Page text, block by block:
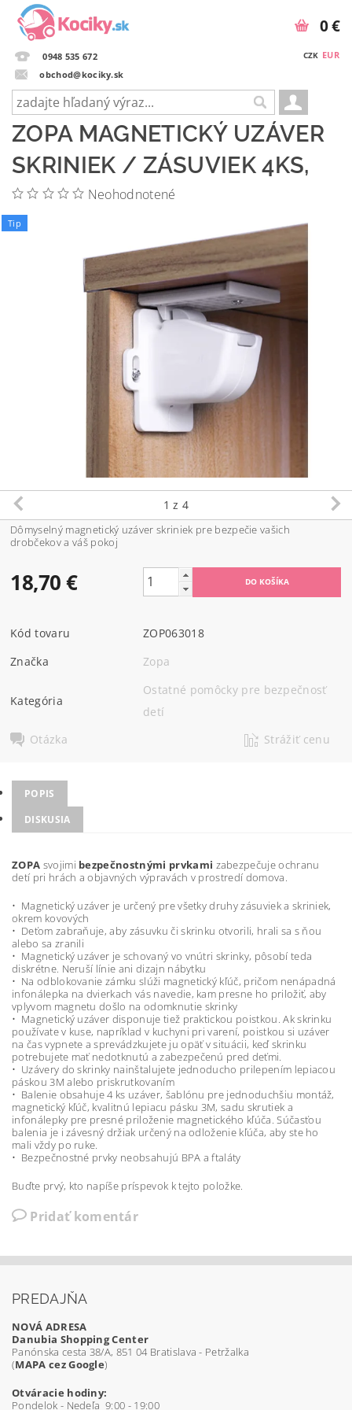
0948 535 672
obchod@kociky.sk
CZK EUR
0 €
ZOPA MAGNETICKÝ UZÁVER
SKRINIEK / ZÁSUVIEK 4KS,
Neohodnotené
Tip
1 z 4
Dômyselný magnetický uzáver skriniek pre bezpečie vašich
drobčekov a váš pokoj
18,70 €
Kód tovaru
ZOP063018
Značka
Zopa
Kategória
Ostatné pomôcky pre bezpečnosť
detí
Otázka
Strážiť cenu
POPIS
DISKUSIA
ZOPA svojimi bezpečnostnými prvkami zabezpečuje ochranu
detí pri hrách a objavných výpravách v prostredí domova.
• Magnetický uzáver je určený pre všetky druhy zásuviek a skriniek,
okrem kovových
• Deťom zabraňuje, aby zásuvku či skrinku otvorili, hrali sa s ňou
alebo sa zranili
• Magnetický uzáver je schovaný vo vnútri skrinky, pôsobí teda
diskrétne. Neruší línie ani dizajn nábytku
• Na odblokovanie zámku slúži magnetický kľúč, pričom nenápadná
infonálepka na dvierkach vás navedie, kam presne ho priložiť, aby
vplyvom magnetu došlo na odomknutie skrinky
• Magnetický uzáver disponuje tiež praktickou poistkou. Ak skrinku
používate v kuse, napríklad v kuchyni pri varení, poistkou si uzáver
na čas vypnete a sprevádzkujete ju opäť v situácii, keď skrinku
potrebujete mať nedotknutú a zabezpečenú pred deťmi.
• Uzávery do skrinky nainštalujete jednoducho prilepením lepiacou
páskou 3M alebo priskrutkovaním
• Balenie obsahuje 4 ks uzáver, šablónu pre jednoduchšiu montáž,
magnetický kľúč, kvalitnú lepiacu pásku 3M, sadu skrutiek a
infonálepky pre presné priloženie magnetického kľúča. Súčasťou
balenia je i závesný držiak určený na odloženie kľúča, aby ste ho
mali vždy po ruke.
• Bezpečnostné prvky neobsahujú BPA a ftaláty
Buďte prvý, kto napíše príspevok k tejto položke.
Pridať komentár
PREDAJŇA
NOVÁ ADRESA
Danubia Shopping Center
Panónska cesta 38/A, 851 04 Bratislava - Petržalka
(MAPA cez Google)
Otváracie hodiny:
Pondelok - Nedeľa 9:00 - 19:00